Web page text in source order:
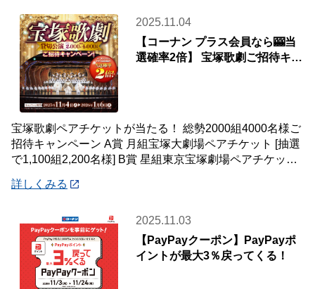
2025.11.04
【コーナン プラス会員なら🎰当
選確率2倍】 宝塚歌劇ご招待キャ
宝塚歌劇ペアチケットが当たる！ 総勢2000組4000名様ご
招待キャンペーン A賞 月組宝塚大劇場ペアチケット [抽選
で1,100組2,200名様] B賞 星組東京宝塚劇場ペアチケット
詳しくみる
2025.11.03
【PayPayクーポン】PayPayポ
イントが最大3％戻ってくる！